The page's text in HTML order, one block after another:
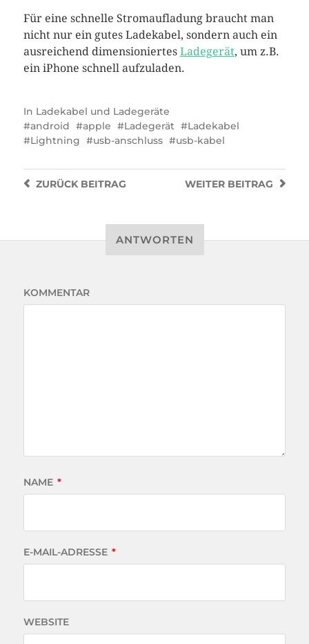
Für eine schnelle Stromaufladung braucht man
nicht nur ein gutes Ladekabel, sondern auch ein
ausreichend dimensioniertes Ladegerät, um z.B.
ein iPhone schnell aufzuladen.
In Ladekabel und Ladegeräte
android
apple Ladegerät
Ladekabel
Lightning
usb-anschluss usb-kabel
WEITER BEITRAG
ZURÜCKBEITRAG
ANTWORTEN
KOMMENTAR
NAME *
E-MAIL-ADRESSE *
WEBSITE